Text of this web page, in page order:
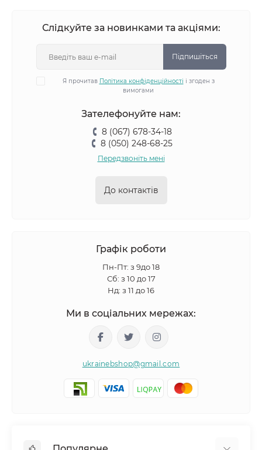
Слідкуйте за новинками та акціями:
Підпишіться
Я прочитав Політика конфіденційності і згоден з
вимогами
Зателефонуйте нам:
8 (067) 678-34-18
8 (050) 248-68-25
Передзвоніть мені
До контактів
Графік роботи
Пн-Пт: з 9до 18
Сб: з 10 до 17
Нд: з 11 до 16
Ми в соціальних мережах:
ukrainebshop@gmail.com